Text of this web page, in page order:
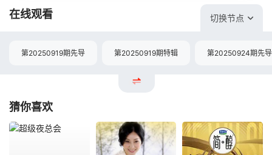
在线观看 切换节点
第20250919期先导 第20250919期特辑 第20250924期先
猜你喜欢